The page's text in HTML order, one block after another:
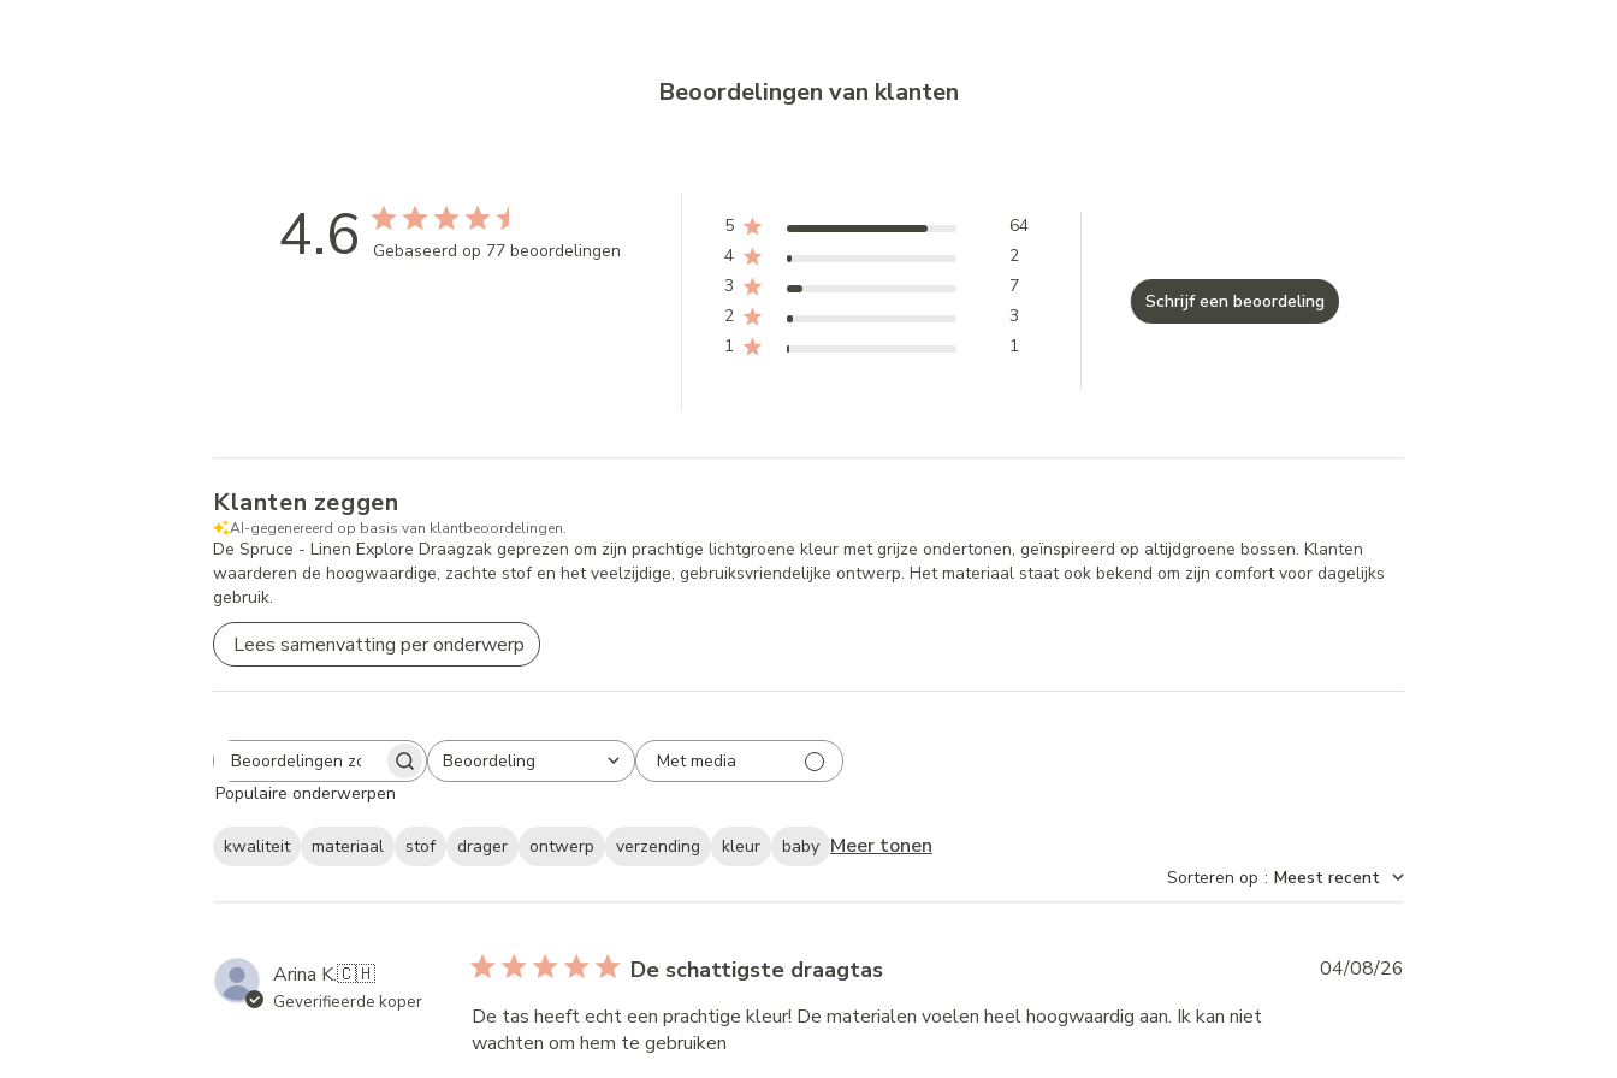
Beoordelingen van klanten
4.6 Gebaseerd op 77 beoordelingen
5
64
4
2
3
7
2
3
1
1
Schrijf een beoordeling
Klanten zeggen
AI-gegenereerd op basis van klantbeoordelingen.
De Spruce - Linen Explore Draagzak geprezen om zijn prachtige lichtgroene kleur met grijze ondertonen, geïnspireerd op altijdgroene bossen. Klanten
waarderen de hoogwaardige, zachte stof en het veelzijdige, gebruiksvriendelijke ontwerp. Het materiaal staat ook bekend om zijn comfort voor dagelijks
gebruik.
Lees samenvatting per onderwerp
Search
reviews
Beoordeling
All ratings
Met media
Populaire onderwerpen
kwaliteit materiaal stof drager ontwerp verzending kleur baby Meer tonen
Sorteren op : Meest recent
Arina K.🇨🇭
Geverifieerde koper
De schattigste draagtas
De tas heeft echt een prachtige kleur! De materialen voelen heel hoogwaardig aan. Ik kan niet
wachten om hem te gebruiken
04/08/26